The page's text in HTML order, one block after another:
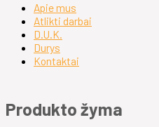
Apie mus
Atlikti darbai
D.U.K.
Durys
Kontaktai
Produkto žyma